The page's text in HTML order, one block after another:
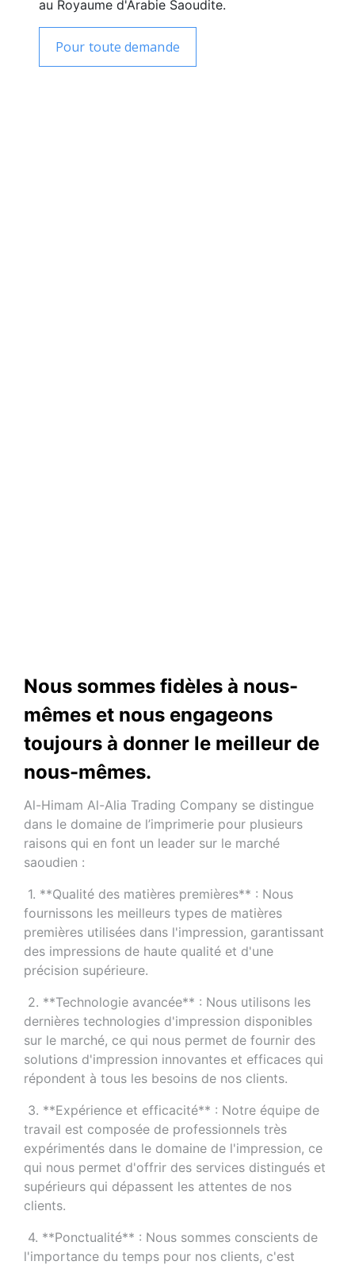
au Royaume d'Arabie Saoudite.
Pour toute demande
Nous sommes fidèles à nous-
mêmes et nous engageons
toujours à donner le meilleur de
nous-mêmes.
Al-Himam Al-Alia Trading Company se distingue
dans le domaine de l’imprimerie pour plusieurs
raisons qui en font un leader sur le marché
saoudien :
fournissons les meilleurs types de matières
premières utilisées dans l'impression, garantissant
des impressions de haute qualité et d'une
précision supérieure.
dernières technologies d'impression disponibles
sur le marché, ce qui nous permet de fournir des
solutions d'impression innovantes et efficaces qui
répondent à tous les besoins de nos clients.
travail est composée de professionnels très
expérimentés dans le domaine de l'impression, ce
qui nous permet d'offrir des services distingués et
supérieurs qui dépassent les attentes de nos
clients.
l'importance du temps pour nos clients, c'est